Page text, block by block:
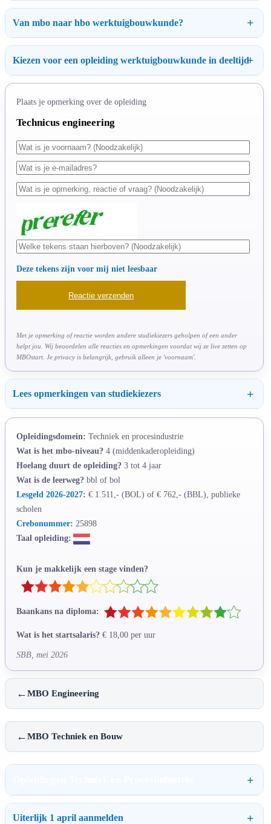
Van mbo naar hbo werktuigbouwkunde?
Kiezen voor een opleiding werktuigbouwkunde in deeltijd
Plaats je opmerking over de opleiding
Technicus engineering
Deze tekens zijn voor mij niet leesbaar
Met je opmerking of reactie worden andere studiekiezers geholpen of een ander
helpt jou. Wij beoordelen alle reacties en opmerkingen voordat wij ze live zetten op
MBOstart. Je privacy is belangrijk, gebruik alleen je 'voornaam'.
Lees opmerkingen van studiekiezers
Opleidingsdomein: Techniek en procesindustrie
Wat is het mbo-niveau? 4 (middenkaderopleiding)
Hoelang duurt de opleiding? 3 tot 4 jaar
Wat is de leerweg? bbl of bol
Lesgeld 2026-2027: € 1.511,- (BOL) of € 762,- (BBL), publieke
scholen
Crebonummer: 25898
Taal opleiding:
Kun je makkelijk een stage vinden?
Baankans na diploma:
Wat is het startsalaris? € 18,00 per uur
SBB, mei 2026
←MBO Engineering
←MBO Techniek en Bouw
Uiterlijk 1 april aanmelden